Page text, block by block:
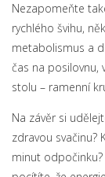
Nezapomeňte
rychlého švihu,
metabolismus a
čas na posilovnu,
stolu – ramenní
Na závěr si
zdravou
minut